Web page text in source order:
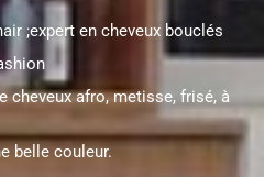
;expert en cheveux bouclés
cheveux afro, metisse, frisé, à
belle couleur.